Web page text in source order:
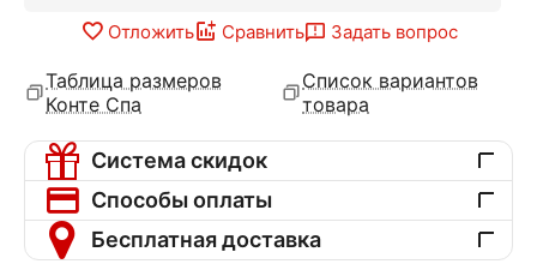
Отложить Сравнить Задать вопрос
Таблица размеров
Конте Спа
Список вариантов
товара
Система скидок
Способы оплаты
Бесплатная доставка